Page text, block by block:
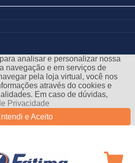
analisar e personalizar nossa
navegação e em serviços de
pela loja virtual, você nos
através do cookies e
Em caso de dúvidas,
Privacidade
e Aceito